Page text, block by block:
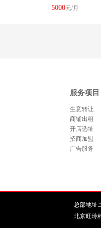
5000元/月
服务项目
生意转让
商铺出租
开店选址
招商加盟
广告服务
总部地址:
北京旺玲